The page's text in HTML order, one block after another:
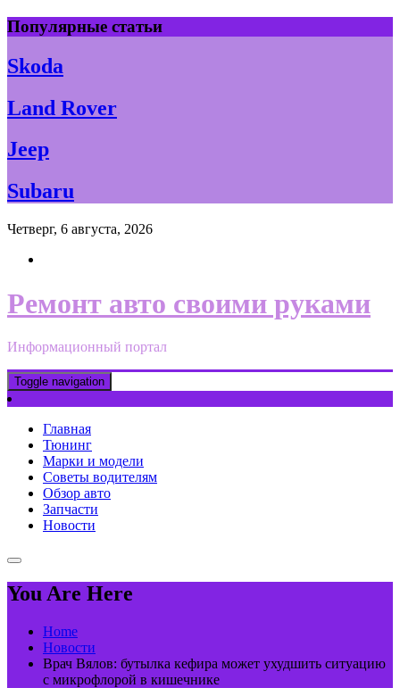
Skip
to
content
Популярные статьи
Skoda
Land Rover
Jeep
Subaru
Четверг, 6 августа, 2026
Ремонт авто своими руками
Информационный портал
Toggle navigation
Главная
Тюнинг
Марки и модели
Советы водителям
Обзор авто
Запчасти
Новости
You Are Here
Home
Новости
Врач Вялов: бутылка кефира может ухудшить ситуацию
с микрофлорой в кишечнике